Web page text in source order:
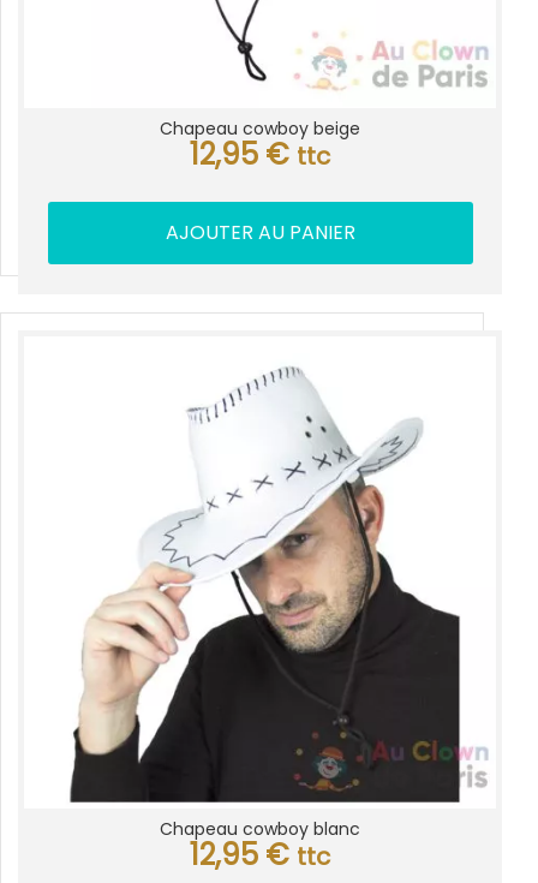
Chapeau cowboy beige
12,95 € ttc
AJOUTER AU PANIER
Chapeau cowboy blanc
12,95 € ttc